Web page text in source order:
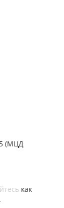
(МЦД
как
.